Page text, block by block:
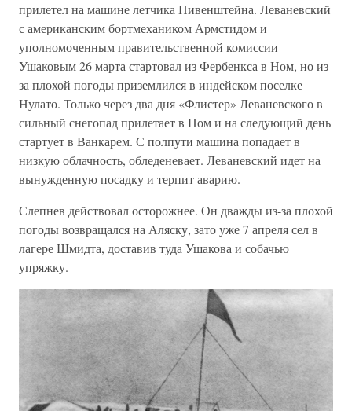
прилетел на машине летчика Пивенштейна. Леваневский
с американским бортмехаником Армстидом и
уполномоченным правительственной комиссии
Ушаковым 26 марта стартовал из Фербенкса в Ном, но из-
за плохой погоды приземлился в индейском поселке
Нулато. Только через два дня «Флистер» Леваневского в
сильный снегопад прилетает в Ном и на следующий день
стартует в Ванкарем. С полпути машина попадает в
низкую облачность, обледеневает. Леваневский идет на
вынужденную посадку и терпит аварию.
Слепнев действовал осторожнее. Он дважды из-за плохой
погоды возвращался на Аляску, зато уже 7 апреля сел в
лагере Шмидта, доставив туда Ушакова и собачью
упряжку.